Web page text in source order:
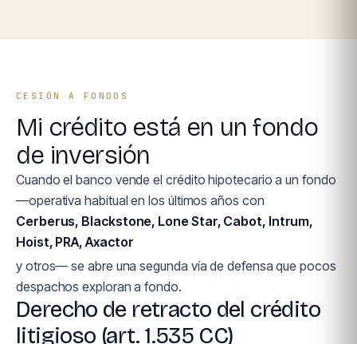
CESIÓN A FONDOS
Mi crédito está en un fondo
de inversión
Cuando el banco vende el crédito hipotecario a un fondo
—operativa habitual en los últimos años con
Cerberus, Blackstone, Lone Star, Cabot, Intrum,
Hoist, PRA, Axactor
y otros— se abre una segunda vía de defensa que pocos
despachos exploran a fondo.
Derecho de retracto del crédito
litigioso (art. 1.535 CC)